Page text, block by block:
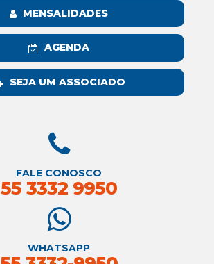
MENSALIDADES
AGENDA
SEJA UM ASSOCIADO
FALE CONOSCO
55 3332 9950
WHATSAPP